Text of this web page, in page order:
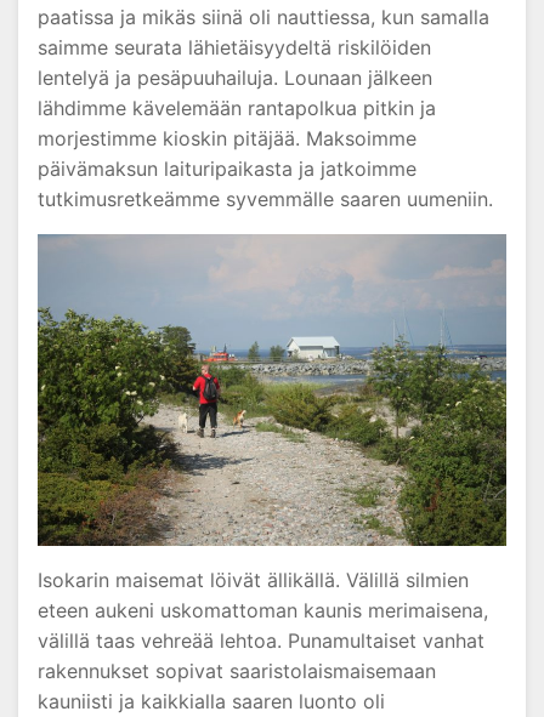
paatissa ja mikäs siinä oli nauttiessa, kun samalla
saimme seurata lähietäisyydeltä riskilöiden
lentelyä ja pesäpuuhailuja. Lounaan jälkeen
lähdimme kävelemään rantapolkua pitkin ja
morjestimme kioskin pitäjää. Maksoimme
päivämaksun laituripaikasta ja jatkoimme
tutkimusretkeämme syvemmälle saaren uumeniin.
Isokarin maisemat löivät ällikällä. Välillä silmien
eteen aukeni uskomattoman kaunis merimaisena,
välillä taas vehreää lehtoa. Punamultaiset vanhat
rakennukset sopivat saaristolaismaisemaan
kauniisti ja kaikkialla saaren luonto oli